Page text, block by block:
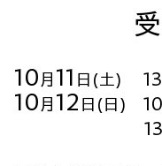
10 月 11 日(土)
10 月 12 日(日)